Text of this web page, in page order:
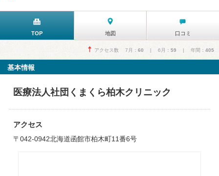
TOP 地図 口コミ
アクセス数 7月： 60 | 6月： 59 | 年間： 405
基本情報
医療法人社団くまくら柏木クリニック
アクセス
〒042-0942北海道函館市柏木町11番6号